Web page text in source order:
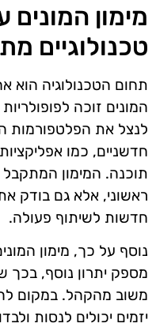
מימון המונים
טכנולוגיים
תחום הטכנולוגיה הוא
המונים זוכה לפופולריות
לנצל את הפלטפורמות
חדשניים, כמו
תוכנה. המימון
ראשוני, אלא גם בודק
חדשות לשיתוף פעולה.
נוסף על כך, מימון
מספק יתרון נוסף, בכך
משוב מהקהל. במקום
יזמים יכולים לנסות